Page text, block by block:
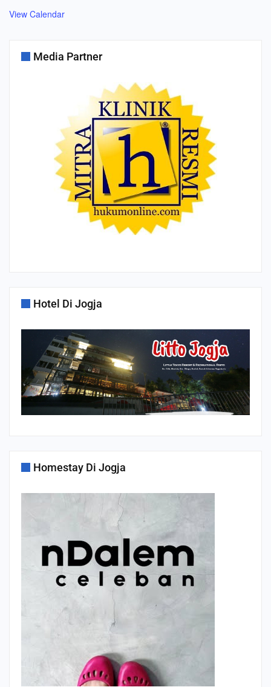
View Calendar
Media Partner
Hotel Di Jogja
Homestay Di Jogja